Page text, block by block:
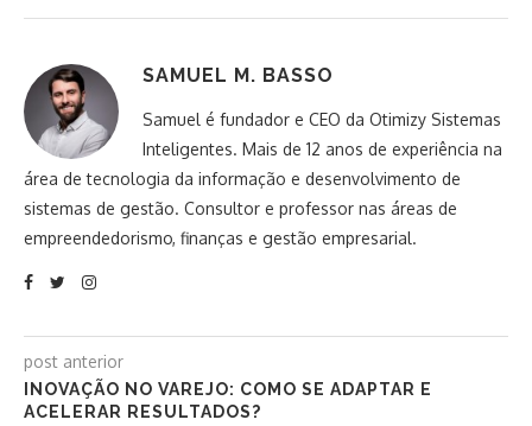
SAMUEL M. BASSO
Samuel é fundador e CEO da Otimizy Sistemas
Inteligentes. Mais de 12 anos de experiência na
área de tecnologia da informação e desenvolvimento de
sistemas de gestão. Consultor e professor nas áreas de
empreendedorismo, finanças e gestão empresarial.
post anterior
INOVAÇÃO NO VAREJO: COMO SE ADAPTAR E
ACELERAR RESULTADOS?